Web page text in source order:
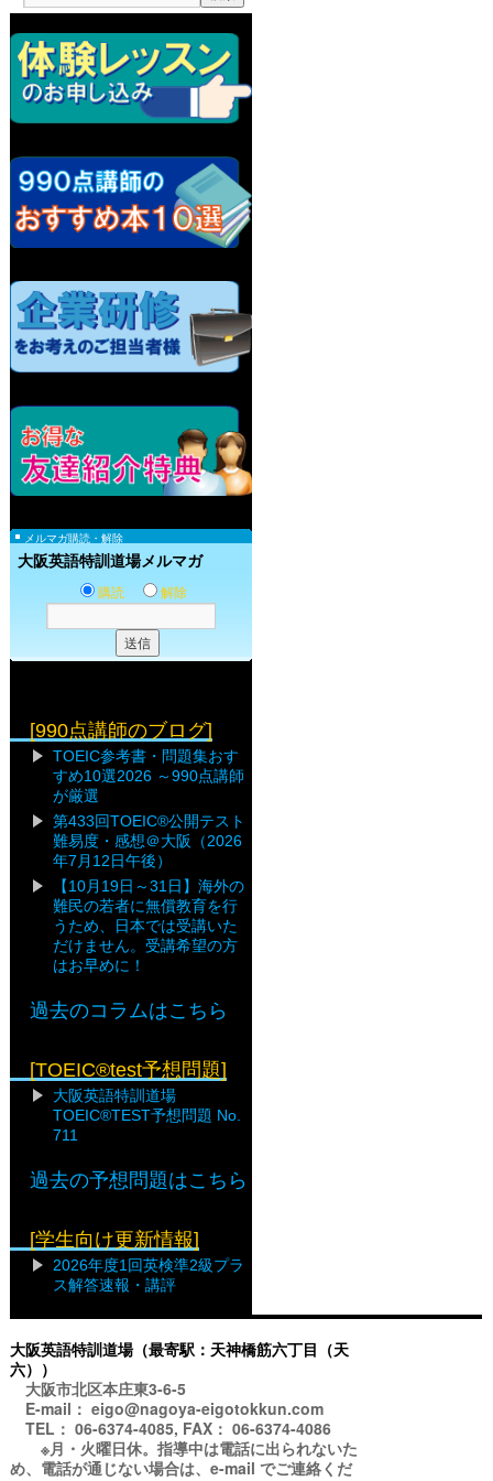
メルマガ購読・解除
大阪英語特訓道場メルマガ
購読 解除
[990点講師のブログ]
TOEIC参考書・問題集おす
すめ10選2026 ～990点講師
が厳選
第433回TOEIC®公開テスト
難易度・感想＠大阪（2026
年7月12日午後）
【10月19日～31日】海外の
難民の若者に無償教育を行
うため、日本では受講いた
だけません。受講希望の方
はお早めに！
過去のコラムはこちら
[TOEIC®test予想問題]
大阪英語特訓道場
TOEIC®TEST予想問題 No.
711
過去の予想問題はこちら
[学生向け更新情報]
2026年度1回英検準2級プラ
ス解答速報・講評
大阪英語特訓道場（最寄駅：天神橋筋六丁目（天
六））
大阪市北区本庄東3-6-5
E-mail： eigo@nagoya-eigotokkun.com
TEL： 06-6374-4085, FAX： 06-6374-4086
※月・火曜日休。指導中は電話に出られないた
め、電話が通じない場合は、e-mail でご連絡くだ